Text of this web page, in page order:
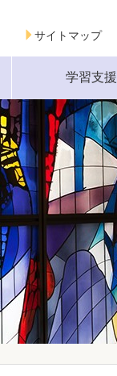
サイトマップ
学習支援